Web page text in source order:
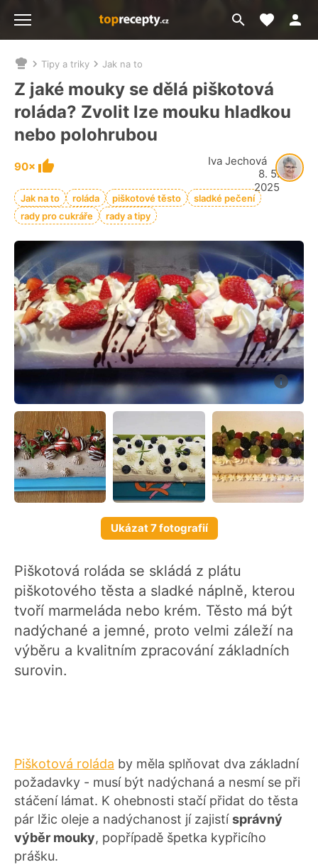
Přejít
na
Moje
Nacházíte
se
zde:
Tipy a triky Jak na to
Z jaké mouky se dělá piškotová
roláda? Zvolit lze mouku hladkou
nebo polohrubou
90×
Iva Jechová
8. 5.
2025
Jak na to roláda piškotové těsto
sladké pečení
rady pro cukráře
rady a tipy
Ukázat 7 fotografií
Piškotová roláda se skládá z plátu
piškotového těsta a sladké náplně, kterou
tvoří marmeláda nebo krém. Těsto má být
nadýchané a jemné, proto velmi záleží na
výběru a kvalitním zpracování základních
surovin.
Piškotová roláda by měla splňovat dva základní
požadavky - musí být nadýchaná a nesmí se při
stáčení lámat. K ohebnosti stačí přidat do těsta
pár lžic oleje a nadýchanost jí zajistísprávný
výběr mouky, popřípadě špetka kypřicího
prášku.